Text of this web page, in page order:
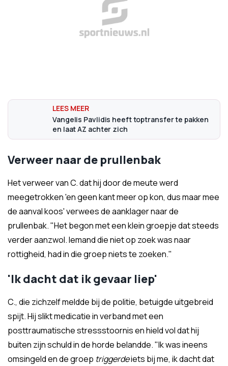
Vangelis Pavlidis heeft toptransfer te pakken
en laat AZ achter zich
Verweer naar de prullenbak
Het verweer van C. dat hij door de meute werd
meegetrokken 'en geen kant meer op kon, dus maar mee
de aanval koos' verwees de aanklager naar de
prullenbak. "Het begon met een klein groepje dat steeds
verder aanzwol. Iemand die niet op zoek was naar
rottigheid, had in die groep niets te zoeken."
'Ik dacht dat ik gevaar liep'
C., die zichzelf meldde bij de politie, betuigde uitgebreid
spijt. Hij slikt medicatie in verband met een
posttraumatische stressstoornis en hield vol dat hij
buiten zijn schuld in de horde belandde. "Ik was ineens
omsingeld en de groep triggerdeiets bij me, ik dacht dat